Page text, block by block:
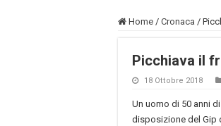
Home / Cronaca /
Picchiava il
18 Ottobre 2018
Un uomo di 50 anni
disposizione del Gip